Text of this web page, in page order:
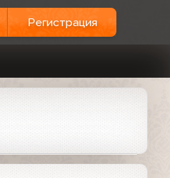
Регистрация